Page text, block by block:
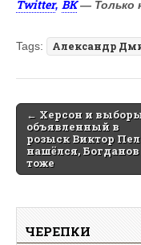
Twitter, ВК — Только
Tags: Александр
Post
navigation
← Херсон и
объявленный в
розыск Виктор
нашёлся, Богданов
тоже
ЧЕРЕПКИ